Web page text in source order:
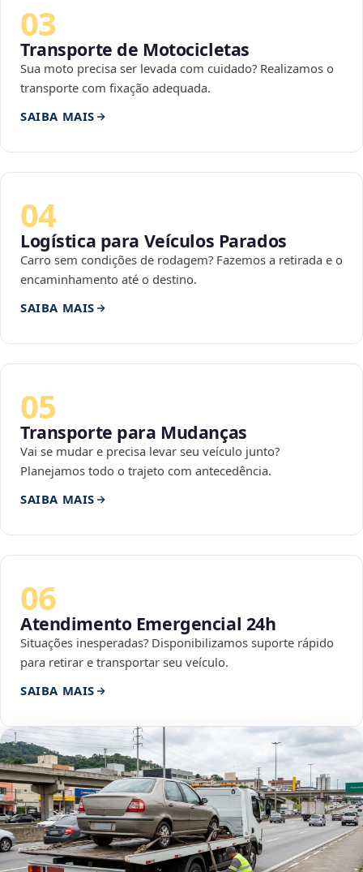
03
Transporte de Motocicletas
Sua moto precisa ser levada com cuidado? Realizamos o
transporte com fixação adequada.
SAIBA MAIS
04
Logística para Veículos Parados
Carro sem condições de rodagem? Fazemos a retirada e o
encaminhamento até o destino.
SAIBA MAIS
05
Transporte para Mudanças
Vai se mudar e precisa levar seu veículo junto?
Planejamos todo o trajeto com antecedência.
SAIBA MAIS
06
Atendimento Emergencial 24h
Situações inesperadas? Disponibilizamos suporte rápido
para retirar e transportar seu veículo.
SAIBA MAIS